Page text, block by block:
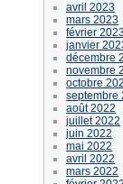
avril 2023
mars 2023
février
janvier
décembre
novembre
octobre
septembre
août 2022
juillet 2022
juin 2022
mai 2022
avril 2022
mars 2022